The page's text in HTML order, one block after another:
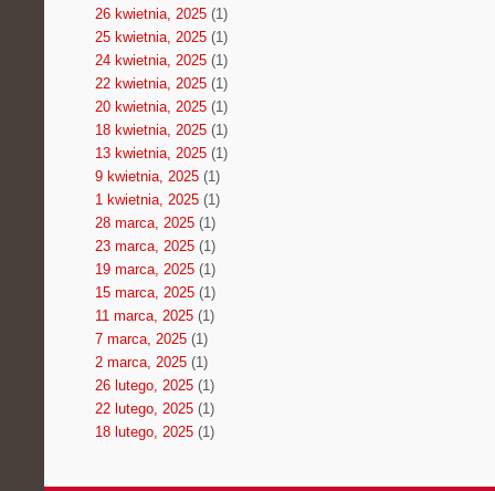
26 kwietnia, 2025(1)
25 kwietnia, 2025(1)
24 kwietnia, 2025(1)
22 kwietnia, 2025(1)
20 kwietnia, 2025(1)
18 kwietnia, 2025(1)
13 kwietnia, 2025(1)
9 kwietnia, 2025(1)
1 kwietnia, 2025(1)
28 marca, 2025(1)
23 marca, 2025(1)
19 marca, 2025(1)
15 marca, 2025(1)
11 marca, 2025(1)
7 marca, 2025(1)
2 marca, 2025(1)
26 lutego, 2025(1)
22 lutego, 2025(1)
18 lutego, 2025(1)